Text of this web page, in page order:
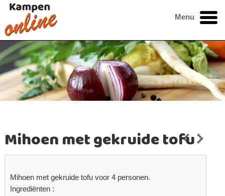
Menu
Mihoen met gekruide tofu
Mihoen met gekruide tofu voor 4 personen.
Ingrediënten :